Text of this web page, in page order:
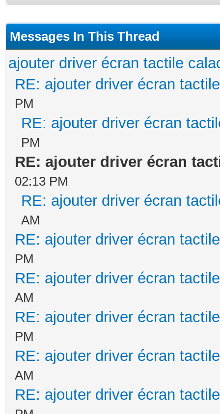
Messages In This Thread
ajouter driver écran tactile
RE: ajouter driver écran
PM
RE: ajouter driver écran
PM
RE: ajouter driver écran
02:13 PM
RE: ajouter driver écran
AM
RE: ajouter driver écran
PM
RE: ajouter driver écran
AM
RE: ajouter driver écran
PM
RE: ajouter driver écran
AM
RE: ajouter driver écran